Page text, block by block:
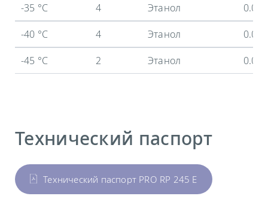
-35 °C
4 Этанол
0.09
-40 °C
4 Этанол
0.04
-45 °C
2 Этанол 0.01
Технический паспорт
Технический паспорт PRO RP 245 E